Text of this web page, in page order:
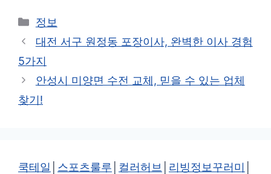
카
테
리
정보
대전 서구 원정동 포장이사, 완벽한 이사 경험
5가지
안성시 미양면 수전 교체, 믿을 수 있는 업체
찾기!
쿡테일 스포츠룰루 컬러허브 리빙정보꾸러미